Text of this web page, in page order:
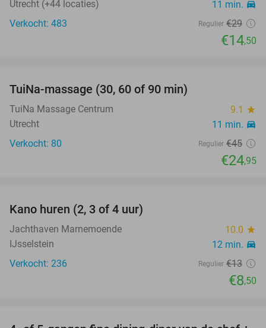
Utrecht (+44 locaties)
11 min. directions_car
Verkocht: 483 Regulier €29
€14,50
TuiNa-massage (30, 60 of 90 min)
TuiNa Massage Centrum 9.1 star
Utrecht 11 min. directions_car
Verkocht: 80 Regulier €45
€24,95
Kano huren (2, 3 of 4 uur)
Jachthaven Marnemoende 10.0 star
IJsselstein 12 min. directions_car
Verkocht: 236 Regulier €13
€8,50